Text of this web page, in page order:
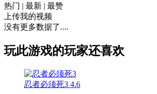
热门 | 最新 | 最赞
上传我的视频
没有更多数据了....
玩此游戏的玩家还喜欢
忍者必须死3 4.6